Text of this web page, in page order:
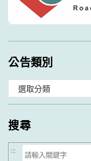
公告類別
類
搜尋
搜
:::